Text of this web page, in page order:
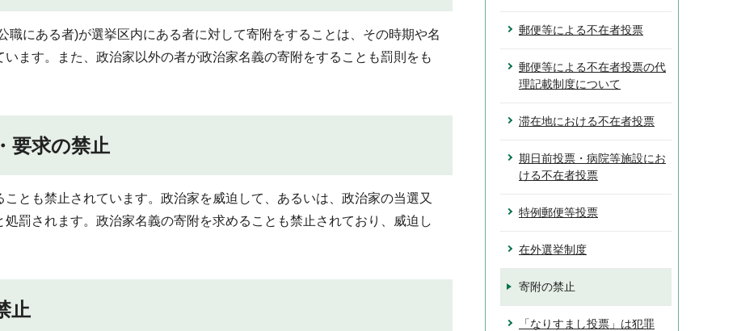
にある者)が選挙区内にある者に対して寄附をすることは、その時期や名
ます。また、政治家以外の者が政治家名義の寄附をすることも罰則をも
要求の禁止
とも禁止されています。政治家を威迫して、あるいは、政治家の当選又
罰されます。政治家名義の寄附を求めることも禁止されており、威迫し
止
郵便等による不在者投票
郵便等による不在者投票の代
理記載制度について
滞在地における不在者投票
期日前投票・病院等施設にお
ける不在者投票
特例郵便等投票
在外選挙制度
寄附の禁止
「なりすまし投票」は犯罪